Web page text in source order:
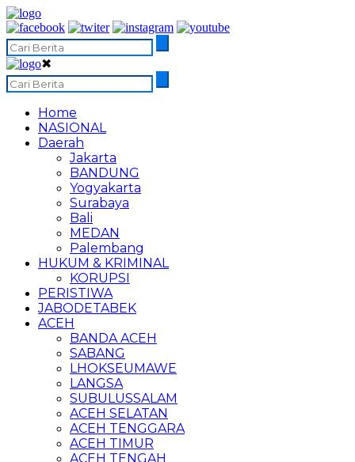
✖
Home
NASIONAL
Daerah
Jakarta
BANDUNG
Yogyakarta
Surabaya
Bali
MEDAN
Palembang
HUKUM & KRIMINAL
KORUPSI
PERISTIWA
JABODETABEK
ACEH
BANDA ACEH
SABANG
LHOKSEUMAWE
LANGSA
SUBULUSSALAM
ACEH SELATAN
ACEH TENGGARA
ACEH TIMUR
ACEH TENGAH